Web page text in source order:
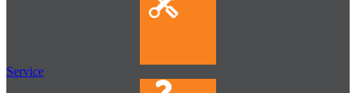
Service